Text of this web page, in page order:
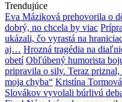
Trendujúce
Eva Máziková prehovorila o
dobrý, no chcela by viac
ukázali, čo vyrastá na
aj… Hrozná tragédia na
obetí Obľúbený humorista
pripravila o sily. Teraz priznal,
moja chyba“ Kristína
Slovákov vyvolali búrlivú